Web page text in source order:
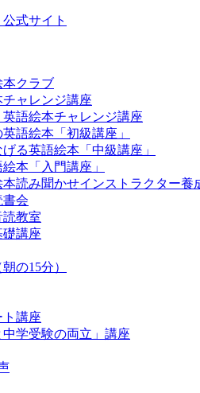
本クラブ
ャレンジ講座
語絵本チャレンジ講座
語絵本「初級講座」
る英語絵本「中級講座」
本「入門講座」
読み聞かせインストラクター養
書会
教室
礎講座
の15分）
講座
中学受験の両立」講座